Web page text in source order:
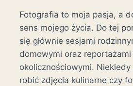
Fotografia to moja pasja, a
sens mojego życia. Do tej
się głównie sesjami
domowymi oraz
okolicznościowymi. Niekiedy
robić zdjęcia kulinarne czy